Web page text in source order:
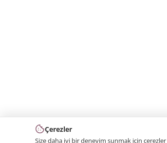
Çerezler
Size daha iyi bir deneyim sunmak için